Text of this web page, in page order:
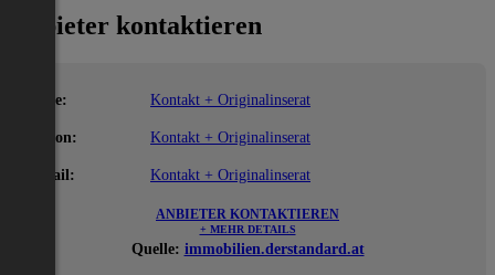
Anbieter kontaktieren
Name: Kontakt + Originalinserat
Telefon: Kontakt + Originalinserat
E-Mail: Kontakt + Originalinserat
ANBIETER KONTAKTIEREN
+ MEHR DETAILS
Quelle: immobilien.derstandard.at